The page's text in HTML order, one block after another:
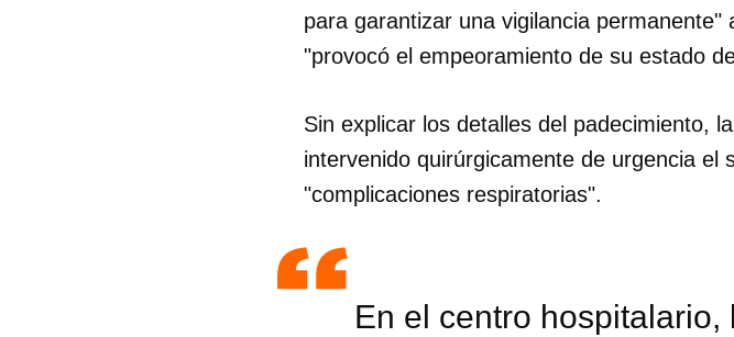
para garantizar una vigilancia
"provocó el empeoramiento de su estado
Sin explicar los detalles del padecimiento,
intervenido quirúrgicamente de urgencia el
"complicaciones respiratorias".
En el centro